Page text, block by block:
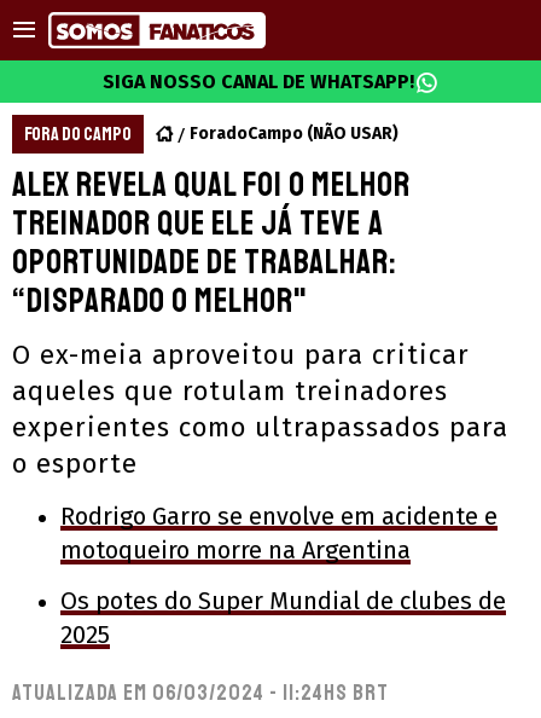
SIGA NOSSO CANAL DE WHATSAPP!
FORA DO CAMPO ForadoCampo (NÃO USAR)
Alex revela qual foi o melhor
treinador que ele já teve a
oportunidade de trabalhar:
“Disparado o melhor"
O ex-meia aproveitou para criticar
aqueles que rotulam treinadores
experientes como ultrapassados para
o esporte
Rodrigo Garro se envolve em acidente e
motoqueiro morre na Argentina
Os potes do Super Mundial de clubes de
2025
Atualizada em 06/03/2024 - 11:24hs BRT